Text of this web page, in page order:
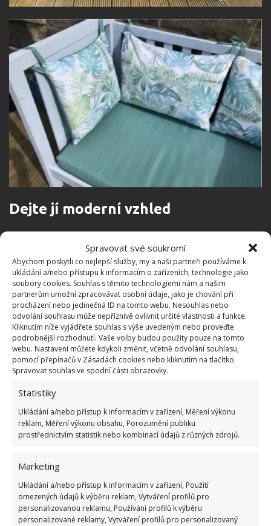
Spravovat své soukromí
Abychom poskytli co nejlepší služby, my a naši partneři používáme k
ukládání a/nebo přístupu k informacím o zařízeních, technologie jako
soubory cookies. Souhlas s těmito technologiemi nám a našim
partnerům umožní zpracovávat osobní údaje, jako je chování při
procházení nebo jedinečná ID na tomto webu. Nesouhlas nebo
odvolání souhlasu může nepříznivě ovlivnit určité vlastnosti a funkce.
Kliknutím níže vyjádřete souhlas s výše uvedeným nebo proveďte
podrobnější rozhodnutí. Vaše volby budou použity pouze na tomto
webu. Nastavení můžete kdykoli změnit, včetně odvolání souhlasu,
pomocí přepínačů v Zásadách cookies nebo kliknutím na tlačítko
Spravovat souhlas ve spodní části obrazovky.
Statistiky
Ukládání a/nebo přístup k informacím v zařízení, Měření výkonu
reklam, Měření výkonu obsahu, Porozumění publiku
prostřednictvím statistik nebo kombinací údajů z různých zdrojů.
Marketing
Ukládání a/nebo přístup k informacím v zařízení, Použití
omezených údajů k výběru reklam, Vytváření profilů pro
personalizovanou reklamu, Používání profilů k výběru
personalizované reklamy, Vytváření profilů pro personalizovaný
Dejte jí moderní vzhled
papír a odstraňte současný, často poškozený lak.
Když se dostanete na surové dřevo, lehce obruste i
to. Po jeho úpravě se můžete pustit do natírání. Jako
první by měl přijít na řadu první základní nátěr a
poté již klasická barva, samozřejmě určená na
dřevěné materiály.
Nakonec je vhodné použít také lak, který dokáže
se vaše dětská postýlka promění.